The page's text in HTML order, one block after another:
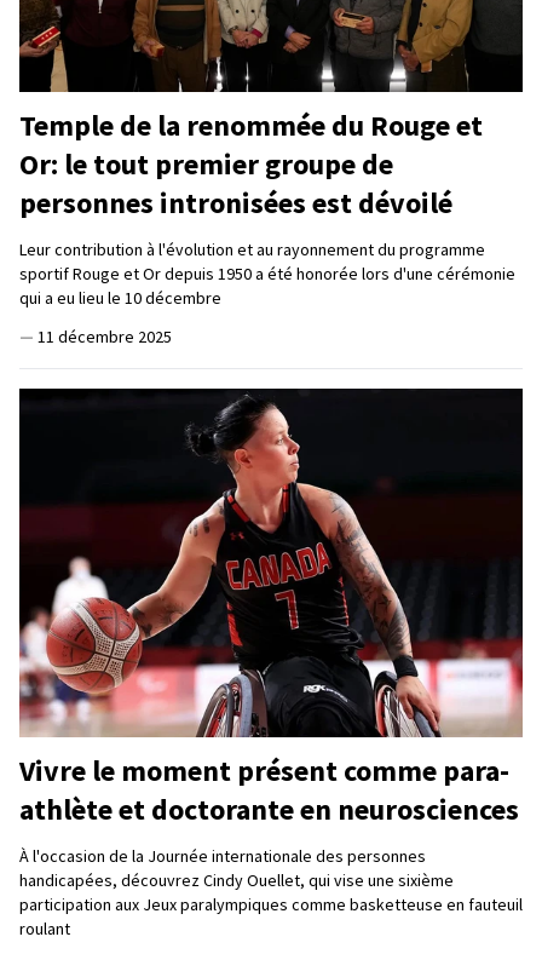
Temple de la renommée du Rouge et
Or: le tout premier groupe de
personnes intronisées est dévoilé
Leur contribution à l'évolution et au rayonnement du programme
sportif Rouge et Or depuis 1950 a été honorée lors d'une cérémonie
qui a eu lieu le 10 décembre
— 11 décembre 2025
Vivre le moment présent comme para-
athlète et doctorante en neurosciences
À l'occasion de la Journée internationale des personnes
handicapées, découvrez Cindy Ouellet, qui vise une sixième
participation aux Jeux paralympiques comme basketteuse en fauteuil
roulant